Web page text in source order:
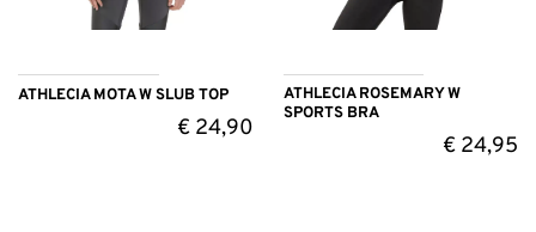
ATHLECIA MOTA W SLUB TOP
€24,90
ATHLECIA ROSEMARY W
SPORTS BRA
€ 24,95